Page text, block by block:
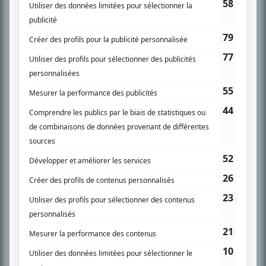
SUR LE RÉSEAU BIZZ MÉDIA
PLAN DU SITE
Accueil
Liste des oeuvres
Recherche avancée
À propos
Nous contacter
Termes et conditions
Politique de confidentialité
Gestion du consentement